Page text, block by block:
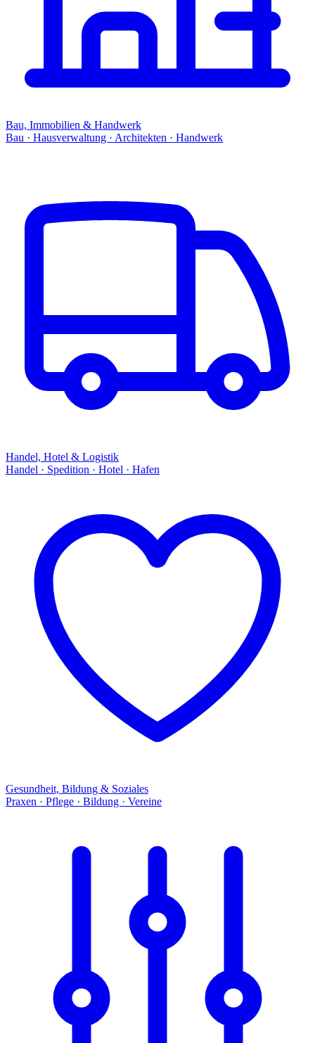
Bau, Immobilien & Handwerk
Bau · Hausverwaltung · Architekten · Handwerk
Handel, Hotel & Logistik
Handel · Spedition · Hotel · Hafen
Gesundheit, Bildung & Soziales
Praxen · Pflege · Bildung · Vereine